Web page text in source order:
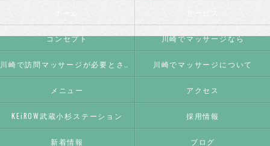
コンセプト 川崎でマッサージなら
川崎でマッサージについて
メニュー アクセス
KEiROW武蔵小杉ステーション 採用情報
新着情報 ブログ